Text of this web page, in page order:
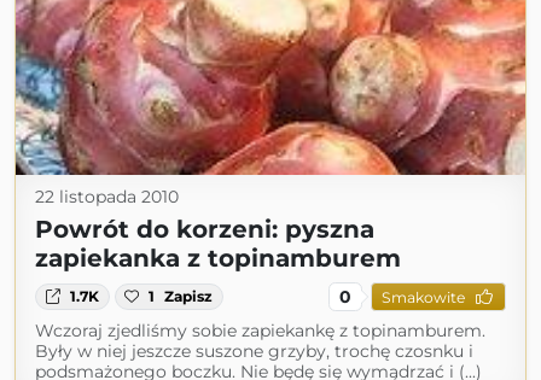
22 listopada 2010
Powrót do korzeni: pyszna
zapiekanka z topinamburem
1.7K 1 Zapisz 0 Smakowite
Wczoraj zjedliśmy sobie zapiekankę z topinamburem.
Były w niej jeszcze suszone grzyby, trochę czosnku i
podsmażonego boczku. Nie będę się wymądrzać i (...)